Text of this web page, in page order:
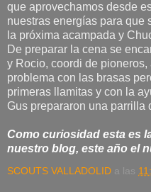
que aprovechamos desde
nuestras energías para que
la próxima acampada y
De preparar la cena se
y Rocio, coordi de
problema con las brasas
primeras llamitas y con la
Gus prepararon una parrilla
Como curiosidad esta es
nuestro blog, este año el
SCOUTS VALLADOLID a las